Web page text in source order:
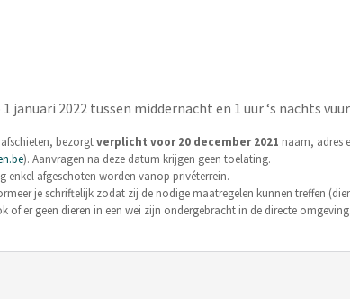
januari 2022 tussen middernacht en 1 uur ‘s nachts
bezorgtverplicht voor 20 december 2021 naam, adres
). Aanvragen na deze datum krijgen geen toelating.
enkel afgeschoten worden vanop privéterrein.
je schriftelijk zodat zij de nodige maatregelen kunnen treffen
of er geen dieren in een wei zijn ondergebracht in de directe